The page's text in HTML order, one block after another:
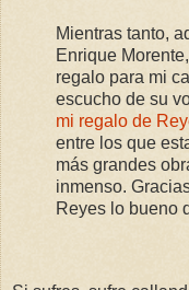
Mientras tanto,
Enrique
regalo para mi
escucho de su
mi regalo de
entre los que
más grandes
inmenso.
Reyes lo bueno